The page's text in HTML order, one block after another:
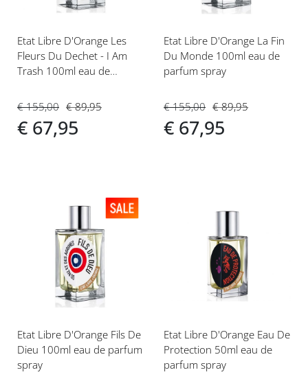
Etat Libre D'Orange Les
Fleurs Du Dechet - I Am
Trash 100ml eau de
€ 155,00
€ 67,95
€ 89,95
Etat Libre D'Orange La Fin
Du Monde 100ml eau de
parfum spray
€ 155,00
€ 67,95
€ 89,95
verlanglijst
Etat Libre D'Orange Fils De
Dieu 100ml eau de parfum
spray
verlanglijst
Etat Libre D'Orange Eau De
Protection 50ml eau de
parfum spray